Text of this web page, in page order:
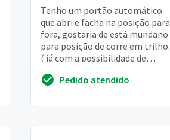
Tenho um portão automático
que abri e facha na posição para
fora, gostaria de está mundano
para posição de corre em trilho.
( já com a possibilidade de
possui 2...Pedido atendido